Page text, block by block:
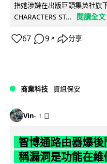
指她涉嫌在出版巨頭集英社旗
CHARACTERS ST...
閱讀全文
67 9 ↗ 分享
商業科技 資訊保安
Vin 1 日
智博通路由器爆
稱漏洞是功能在維